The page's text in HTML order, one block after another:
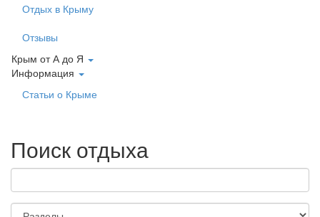
Отдых в Крыму
Отзывы
Крым от А до Я
Информация
Статьи о Крыме
Поиск отдыха